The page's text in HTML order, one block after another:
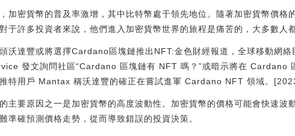
加密貨幣的普及率激增，其中比特幣處于領先地位。隨著加密貨幣價格
于許多投資者來說，他們進入加密貨幣世界的旅程是痛苦的，大多數人
沃達豐或將選擇Cardano區塊鏈推出NFT:金色財經報道，全球移動網
發文詢問社區“Cardano 區塊鏈有 NFT 嗎？”或暗示將在 Cardano
特用戶 Mantax 稱沃達豐的確正在嘗試進軍 Cardano NFT 領域。
主要原因之一是加密貨幣的高度波動性。加密貨幣的價格可能會快速波
準確預測價格走勢，從而導致錯誤的投資決策。